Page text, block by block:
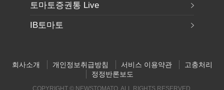
토마토증권통 Live
IB토마토
회사소개 개인정보취급방침 서비스 이용약관
고충처리
정정반론보도
COPYRIGHT © NEWSTOMATO. ALL RIGHTS RESERVED.